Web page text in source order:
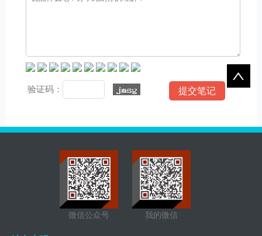
验证码：
微信公众号 我的微信